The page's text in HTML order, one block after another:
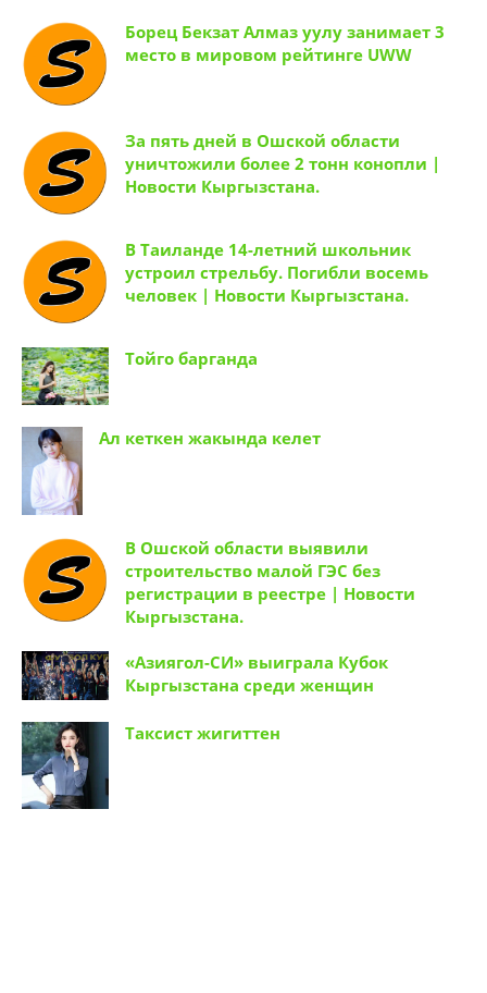
Борец Бекзат Алмаз уулу занимает 3
место в мировом рейтинге UWW
За пять дней в Ошской области
уничтожили более 2 тонн конопли |
Новости Кыргызстана.
В Таиланде 14-летний школьник
устроил стрельбу. Погибли восемь
человек | Новости Кыргызстана.
Тойго барганда
Ал кеткен жакында келет
В Ошской области выявили
строительство малой ГЭС без
регистрации в реестре | Новости
Кыргызстана.
«Азиягол-СИ» выиграла Кубок
Кыргызстана среди женщин
Таксист жигиттен